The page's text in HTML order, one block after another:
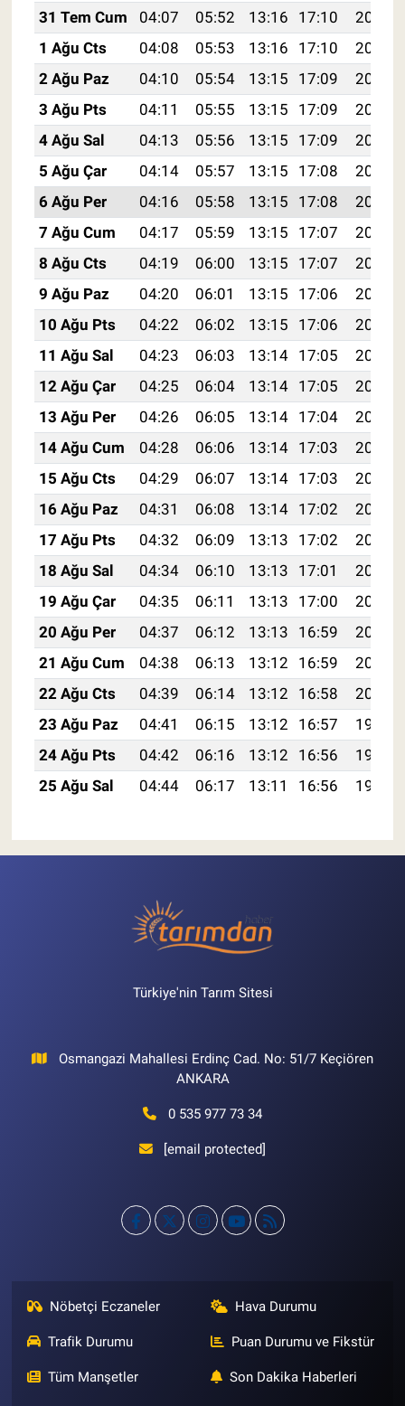
31 Tem Cum
04:07 05:52 13:16 17:10
20:29
1 Ağu Cts
04:08 05:53 13:16 17:10
20:28
2 Ağu Paz
04:10 05:54 13:15 17:09
20:27
3 Ağu Pts
04:11 05:55 13:15 17:09
20:26
4 Ağu Sal
04:13 05:56 13:15 17:09
20:25
5 Ağu Çar
04:14 05:57 13:15 17:08
20:24
6 Ağu Per
04:16 05:58 13:15 17:08
20:23
7 Ağu Cum
04:17 05:59 13:15 17:07
20:21
8 Ağu Cts
04:19 06:00 13:15 17:07
20:20
9 Ağu Paz
04:20 06:01 13:15 17:06
20:19
10 Ağu Pts
04:22 06:02 13:15 17:06
20:18
11 Ağu Sal
04:23 06:03 13:14 17:05
20:16
12 Ağu Çar
04:25 06:04 13:14 17:05
20:15
13 Ağu Per
04:26 06:05 13:14 17:04
20:14
14 Ağu Cum
04:28 06:06 13:14 17:03
20:12
15 Ağu Cts
04:29 06:07 13:14 17:03
20:11
16 Ağu Paz
04:31 06:08 13:14 17:02
20:10
17 Ağu Pts
04:32 06:09 13:13 17:02
20:08
18 Ağu Sal
04:34 06:10 13:13 17:01
20:07
19 Ağu Çar
04:35 06:11 13:13 17:00
20:05
20 Ağu Per
04:37 06:12 13:13 16:59
20:04
21 Ağu Cum
04:38 06:13 13:12 16:59
20:02
22 Ağu Cts
04:39 06:14 13:12 16:58
20:01
23 Ağu Paz
04:41 06:15 13:12 16:57
19:59
24 Ağu Pts
04:42 06:16 13:12 16:56
19:58
25 Ağu Sal
04:44 06:17 13:11 16:56 19:56
Türkiye'nin Tarım Sitesi
Osmangazi Mahallesi Erdinç Cad. No: 51/7 Keçiören
ANKARA
0 535 977 73 34
[email protected]
Nöbetçi Eczaneler Hava Durumu
Trafik Durumu Puan Durumu ve Fikstür
Tüm Manşetler Son Dakika Haberleri